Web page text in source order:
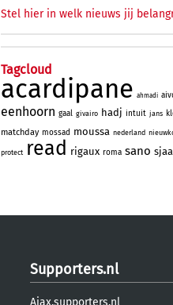
Stel hier in welk nieuws jij
Tagcloud
acardipane ahmadi
eenhoorn gaal givairo hadj intuit jans
matchday mossad moussa nederland
protect read rigaux roma sano
Supporters.nl
Ajax.supporters.nl